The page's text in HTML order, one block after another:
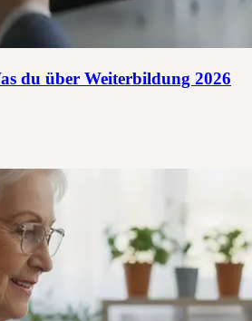
du über Weiterbildung 2026